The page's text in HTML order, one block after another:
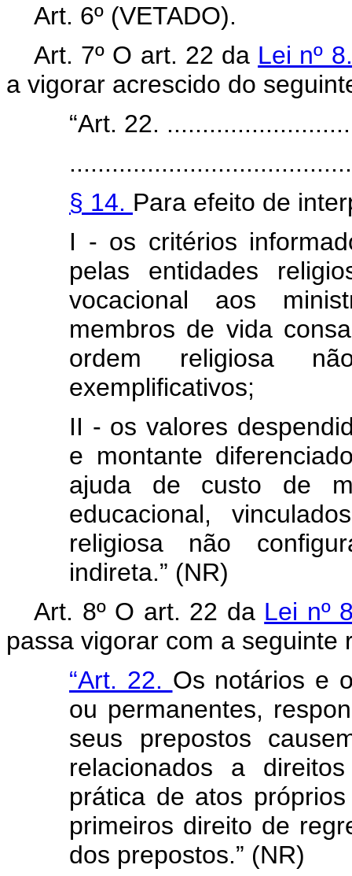
Art. 6º (VETADO).
Art. 7º O art. 22 da Lei nº
a vigorar acrescido do
“Art. 22.
§ 14. Para efeito de
I - os critérios
pelas entidades
vocacional aos
membros de vida
ordem religiosa
exemplificativos;
II - os valores
e montante
ajuda de custo de
educacional,
religiosa não
indireta.” (NR)
Art. 8º O art. 22 da Lei nº
passa vigorar com a seguinte
“Art. 22. Os notários e
ou permanentes,
seus prepostos
relacionados a
prática de atos
primeiros direito de
dos prepostos.” (NR)